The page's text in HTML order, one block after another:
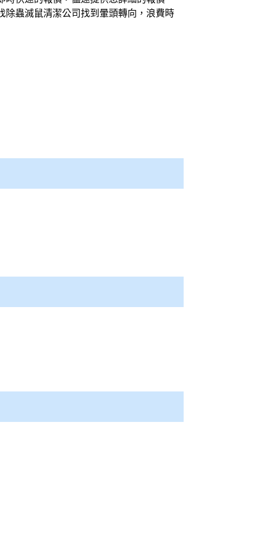
除蟲滅鼠清潔公司找到暈頭轉向，浪費時